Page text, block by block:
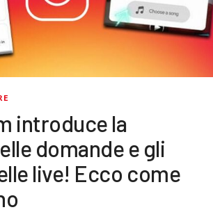
introduce la
domande e gli
live! Ecco come